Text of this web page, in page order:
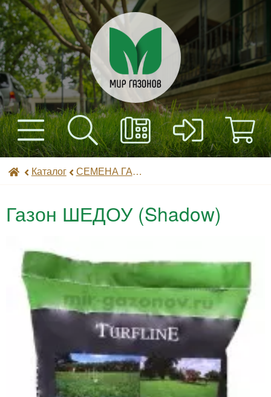
Каталог
Оплата
Контакты
+7(495) 597-82-01
Найти
Мир газонов
Каталог СЕМЕНА ГАЗОННЫХ ТРАВ
Газон ШЕДОУ (Shadow)